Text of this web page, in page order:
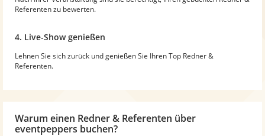
Referenten zu bewerten.
4. Live-Show genießen
Lehnen Sie sich zurück und genießen Sie Ihren Top Redner &
Referenten.
Warum einen Redner & Referenten über
eventpeppers buchen?